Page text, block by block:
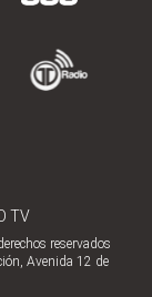
TV
reservados
Avenida 12 de